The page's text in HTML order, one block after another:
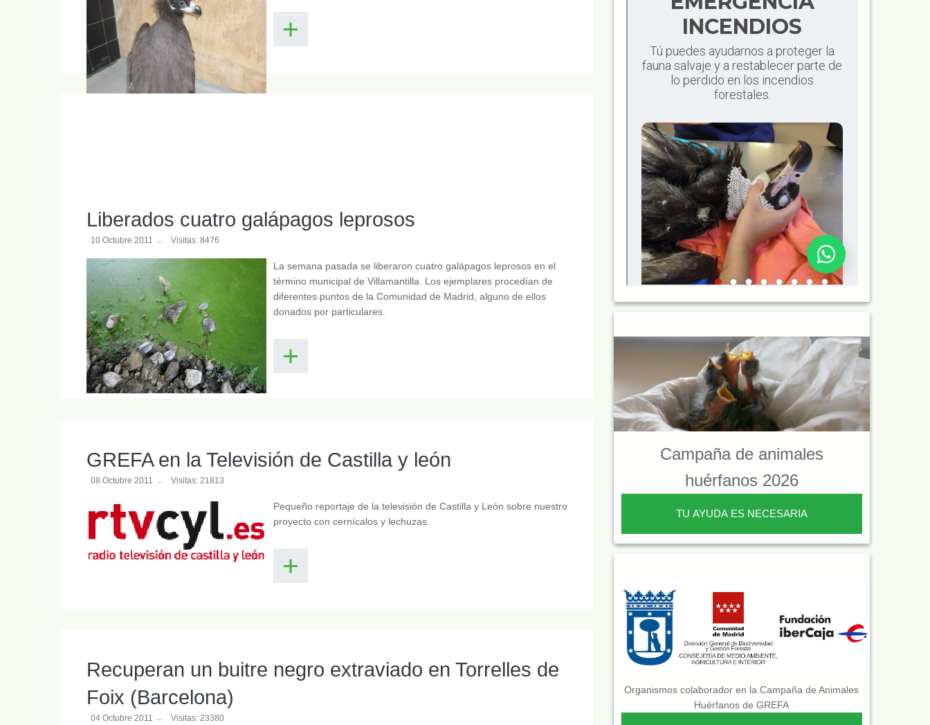
Liberados cuatro galápagos leprosos
10 Octubre 2011 Visitas: 8476
La semana pasada se liberaron cuatro galápagos leprosos en el
término municipal de Villamantilla. Los ejemplares procedían de
diferentes puntos de la Comunidad de Madrid, alguno de ellos
donados por particulares.
GREFA en la Televisión de Castilla y león
08 Octubre 2011 Visitas: 21813
Pequeño reportaje de la televisión de Castilla y León sobre nuestro
proyecto con cernícalos y lechuzas.
Recuperan un buitre negro extraviado en Torrelles de
Foix (Barcelona)
04 Octubre 2011 Visitas: 23380
Campaña de animales
huérfanos 2026
TU AYUDA ES NECESARIA
Organismos colaborador en la Campaña de Animales
Huérfanos de GREFA